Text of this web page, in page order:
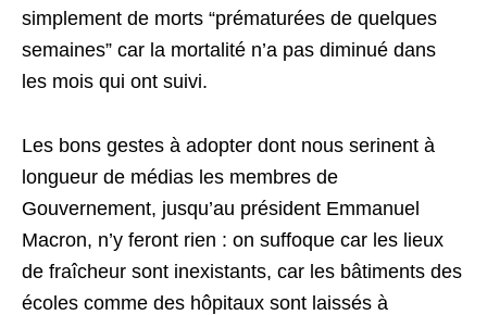
simplement de morts “prématurées de quelques
semaines” car la mortalité n’a pas diminué dans
les mois qui ont suivi.
Les bons gestes à adopter dont nous serinent à
longueur de médias les membres de
Gouvernement, jusqu’au président Emmanuel
Macron, n’y feront rien : on suffoque car les lieux
de fraîcheur sont inexistants, car les bâtiments des
écoles comme des hôpitaux sont laissés à